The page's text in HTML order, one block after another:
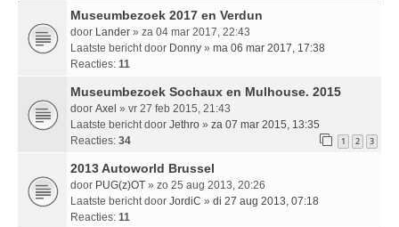
Museumbezoek 2017 en Verdun
door Lander » za 04 mar 2017, 22:43
Laatste bericht door Donny » ma 06 mar 2017, 17:38
Reacties: 11
Museumbezoek Sochaux en Mulhouse. 2015
door Axel » vr 27 feb 2015, 21:43
Laatste bericht door Jethro » za 07 mar 2015, 13:35
Reacties: 34 1 2 3
2013 Autoworld Brussel
door PUG(z)OT » zo 25 aug 2013, 20:26
Laatste bericht door JordiC » di 27 aug 2013, 07:18
Reacties: 11